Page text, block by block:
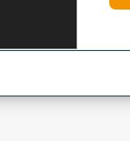
מבחר
2 מנות ביניים